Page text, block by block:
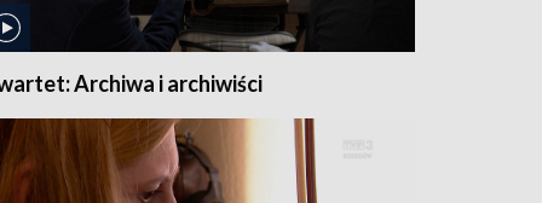
Archiwa i archiwiści